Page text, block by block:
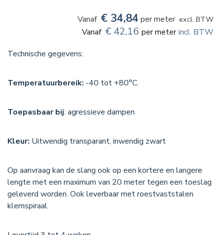
Technische gegevens:
Temperatuurbereik: -40 tot +80°C.
Toepasbaar bij: agressieve dampen
Kleur: Uitwendig transparant, inwendig zwart
Op aanvraag kan de slang ook op een kortere en langere
lengte met een maximum van 20 meter tegen een toeslag
geleverd worden. Ook leverbaar met roestvaststalen
klemspiraal.
€ 42,16 per meter incl. BTW
€ 34,84 per meter excl. BTW